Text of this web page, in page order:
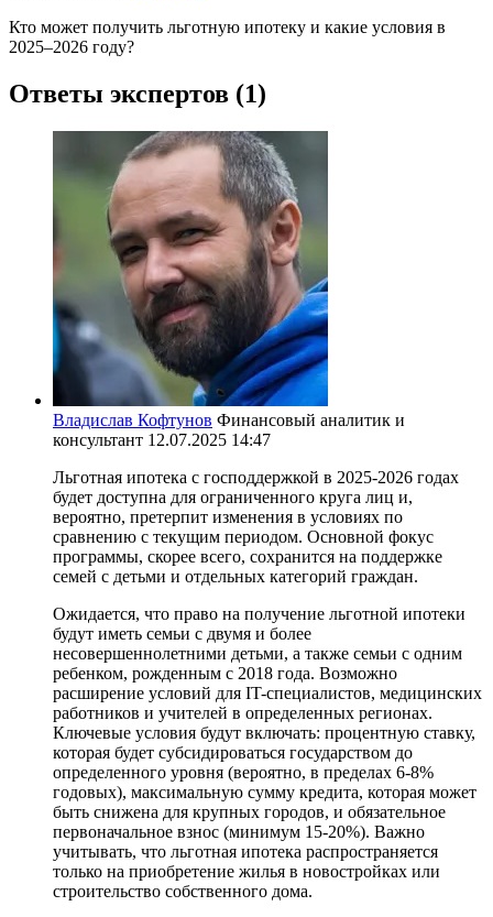
Кто может получить льготную ипотеку и какие условия в
2025–2026 году?
Ответы экспертов (1)
Владислав Кофтунов Финансовый аналитик и
консультант 12.07.2025 14:47
Льготная ипотека с господдержкой в 2025-2026 годах
будет доступна для ограниченного круга лиц и,
вероятно, претерпит изменения в условиях по
сравнению с текущим периодом. Основной фокус
программы, скорее всего, сохранится на поддержке
семей с детьми и отдельных категорий граждан.
Ожидается, что право на получение льготной ипотеки
будут иметь семьи с двумя и более
несовершеннолетними детьми, а также семьи с одним
ребенком, рожденным с 2018 года. Возможно
расширение условий для IT-специалистов, медицинских
работников и учителей в определенных регионах.
Ключевые условия будут включать: процентную ставку,
которая будет субсидироваться государством до
определенного уровня (вероятно, в пределах 6-8%
годовых), максимальную сумму кредита, которая может
быть снижена для крупных городов, и обязательное
первоначальное взнос (минимум 15-20%). Важно
учитывать, что льготная ипотека распространяется
только на приобретение жилья в новостройках или
строительство собственного дома.